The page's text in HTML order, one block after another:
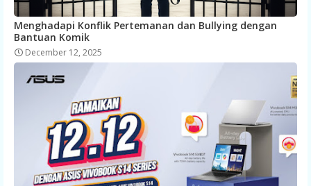
Menghadapi Konflik Pertemanan dan Bullying dengan
Bantuan Komik
December 12, 2025